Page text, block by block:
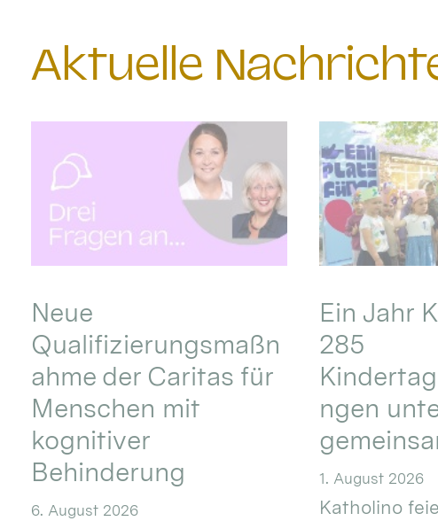
Aktuelle
Neue
Qualifizierungsmaßn
ahme der Caritas für
Menschen mit
kognitiver
Behinderung
6. August 2026
Ein Jahr
285
ngen
1. August 2026
Katholino